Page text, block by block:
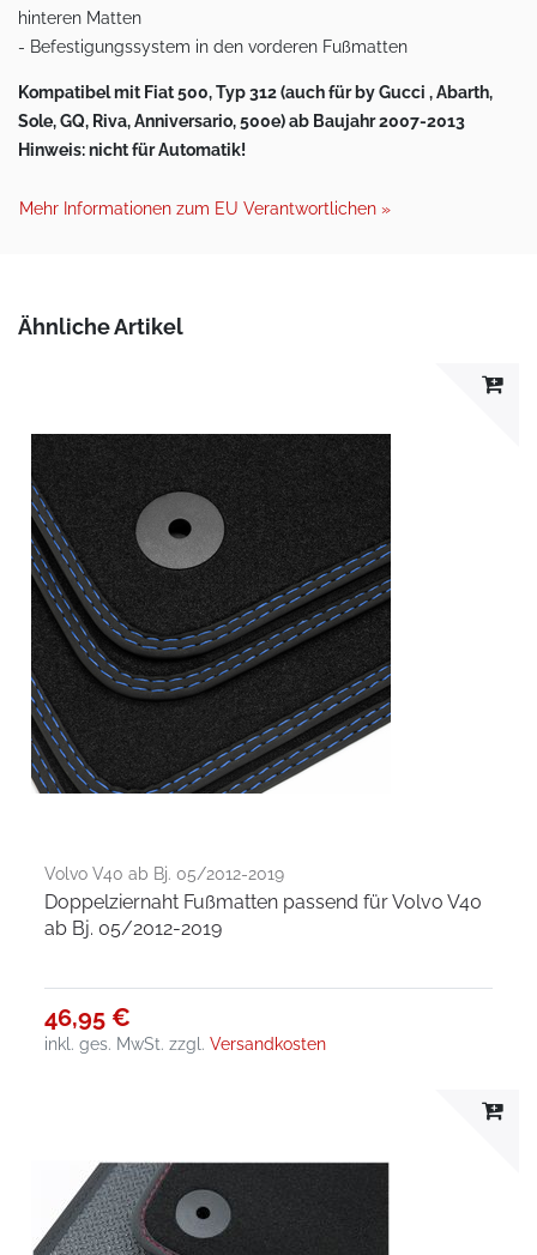
hinteren Matten
- Befestigungssystem in den vorderen Fußmatten
Kompatibel mit Fiat 500, Typ 312 (auch für by Gucci , Abarth,
Sole, GQ, Riva, Anniversario, 500e) ab Baujahr 2007-2013
Hinweis: nicht für Automatik!
Mehr Informationen zum EU Verantwortlichen »
Ähnliche Artikel
Volvo V40 ab Bj. 05/2012-2019
Doppelziernaht Fußmatten passend für Volvo V40
ab Bj. 05/2012-2019
46,95 €
inkl. ges. MwSt. zzgl.Versandkosten